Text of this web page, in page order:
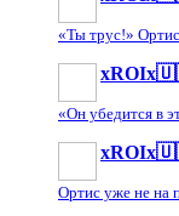
«Ты трус!»
«Он убедится в
Ортис уже не на